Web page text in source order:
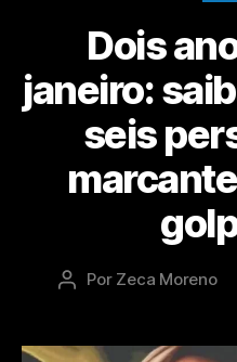
Dois
janeiro:
seis
Por Zeca Moreno